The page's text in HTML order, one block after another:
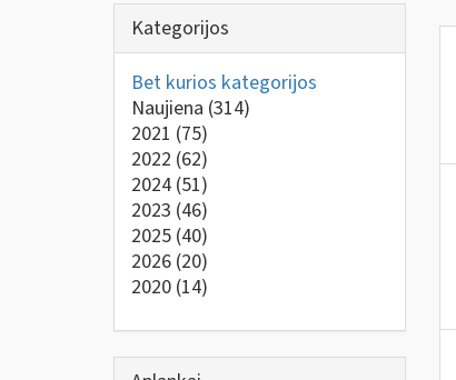
Kategorijos
Bet kurios kategorijos
Naujiena (314)
2021 (75)
2022 (62)
2024 (51)
2023 (46)
2025 (40)
2026 (20)
2020 (14)